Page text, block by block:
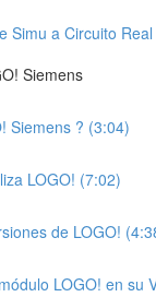
Simu a Circuito
Siemens
Siemens ? (3:04)
LOGO! (7:02)
de LOGO!
LOGO! en su